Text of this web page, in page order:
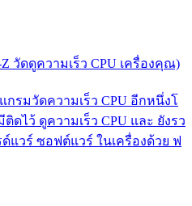
วัดดูความเร็ว CPU เครื่องคุณ)
กรมวัดความเร็ว CPU อีกหนึ่งโ
ไว้ ดูความเร็ว CPU และ ยังรว
แวร์ ซอฟต์แวร์ ในเครื่องด้วย ฟ